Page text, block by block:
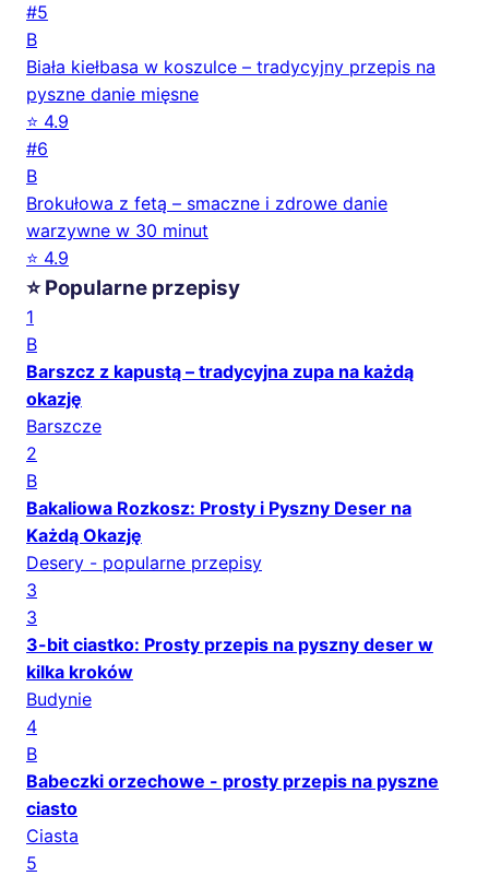
#5
B
Biała kiełbasa w koszulce – tradycyjny przepis na
pyszne danie mięsne
⭐ 4.9
#6
B
Brokułowa z fetą – smaczne i zdrowe danie
warzywne w 30 minut
⭐ 4.9
⭐ Popularne przepisy
1
B
Barszcz z kapustą – tradycyjna zupa na każdą
okazję
Barszcze
2
B
Bakaliowa Rozkosz: Prosty i Pyszny Deser na
Każdą Okazję
Desery - popularne przepisy
3
3
3-bit ciastko: Prosty przepis na pyszny deser w
kilka kroków
Budynie
4
B
Babeczki orzechowe - prosty przepis na pyszne
ciasto
Ciasta
5